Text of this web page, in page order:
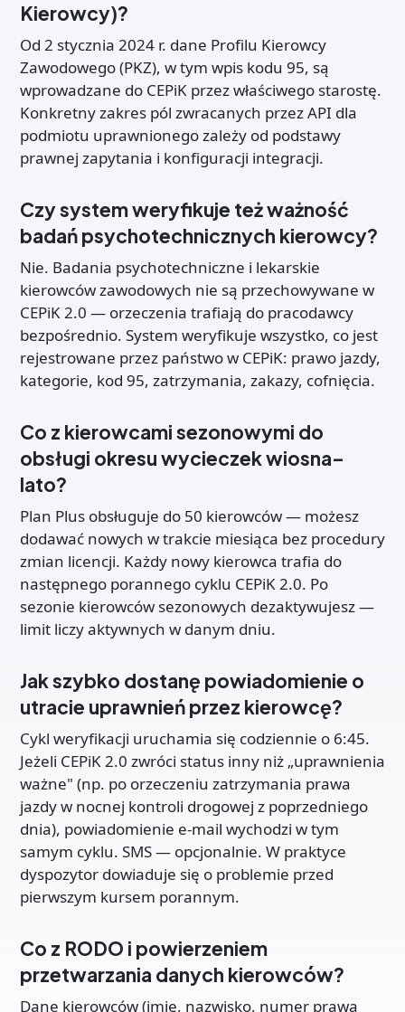
Kierowcy)?
Od 2 stycznia 2024 r. dane Profilu Kierowcy
Zawodowego (PKZ), w tym wpis kodu 95, są
wprowadzane do CEPiK przez właściwego starostę.
Konkretny zakres pól zwracanych przez API dla
podmiotu uprawnionego zależy od podstawy
prawnej zapytania i konfiguracji integracji.
Czy system weryfikuje też ważność
badań psychotechnicznych kierowcy?
Nie. Badania psychotechniczne i lekarskie
kierowców zawodowych nie są przechowywane w
CEPiK 2.0 — orzeczenia trafiają do pracodawcy
bezpośrednio. System weryfikuje wszystko, co jest
rejestrowane przez państwo w CEPiK: prawo jazdy,
kategorie, kod 95, zatrzymania, zakazy, cofnięcia.
Co z kierowcami sezonowymi do
obsługi okresu wycieczek wiosna–
lato?
Plan Plus obsługuje do 50 kierowców — możesz
dodawać nowych w trakcie miesiąca bez procedury
zmian licencji. Każdy nowy kierowca trafia do
następnego porannego cyklu CEPiK 2.0. Po
sezonie kierowców sezonowych dezaktywujesz —
limit liczy aktywnych w danym dniu.
Jak szybko dostanę powiadomienie o
utracie uprawnień przez kierowcę?
Cykl weryfikacji uruchamia się codziennie o 6:45.
Jeżeli CEPiK 2.0 zwróci status inny niż „uprawnienia
ważne" (np. po orzeczeniu zatrzymania prawa
jazdy w nocnej kontroli drogowej z poprzedniego
dnia), powiadomienie e-mail wychodzi w tym
samym cyklu. SMS — opcjonalnie. W praktyce
dyspozytor dowiaduje się o problemie przed
pierwszym kursem porannym.
Co z RODO i powierzeniem
przetwarzania danych kierowców?
Dane kierowców (imię, nazwisko, numer prawa